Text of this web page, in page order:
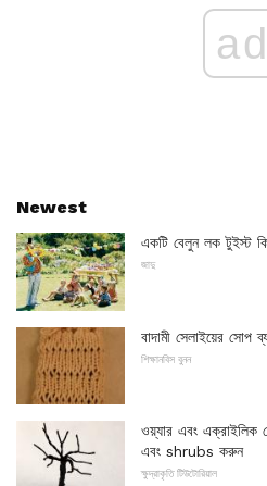
ad
Newest
একটি বেলুন লক টুইস্ট
জাদু
বাদামী সেলাইয়ের সোপ
শিক্ষানবিস বুনন
ওয়্যার এবং
এবং shrubs করুন
ক্ষুদ্রাকৃতি টিউটোরিয়াল